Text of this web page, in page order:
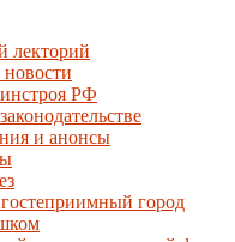
лекторий
РФ
и анонсы
город